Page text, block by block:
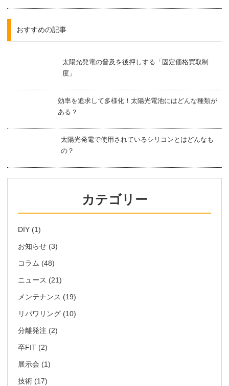
おすすめの記事
太陽光発電の普及を後押しする「固定価格買取制
度」
効率を追求して多様化！太陽光電池にはどんな種類が
ある？
太陽光発電で使用されているシリコンとはどんなも
の？
カテゴリー
DIY (1)
お知らせ (3)
コラム (48)
ニュース (21)
メンテナンス (19)
リパワリング (10)
分離発注 (2)
卒FIT (2)
展示会 (1)
技術 (17)